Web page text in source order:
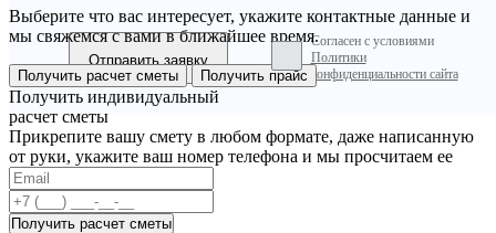
Согласен с условиями
Политики
конфиденциальности сайта
Выберите что вас интересует, укажите контактные данные и
мы свяжемся с вами в ближайшее время.
Получить расчет сметы Получить прайс
Получить индивидуальный
расчет сметы
Прикрепите вашу смету в любом формате, даже написанную
от руки, укажите ваш номер телефона и мы просчитаем ее